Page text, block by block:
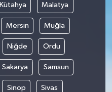
Kütahya Malatya
Mersin Muğla
Niğde Ordu
Sakarya Samsun
Sinop Sivas